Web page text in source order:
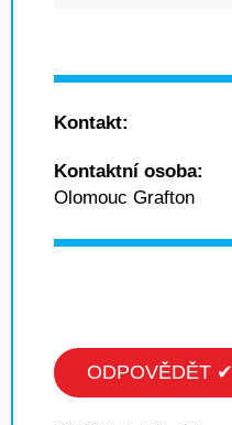
Kontakt:
Kontaktní osoba:
Olomouc Grafton
ODPOVĚDĚT ✔